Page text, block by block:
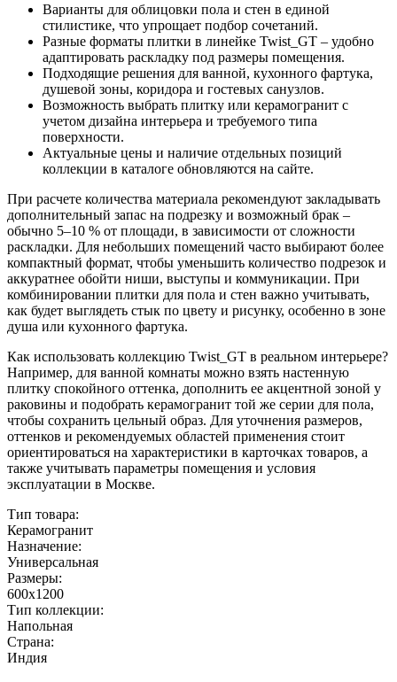
Варианты для облицовки пола и стен в единой
стилистике, что упрощает подбор сочетаний.
Разные форматы плитки в линейке Twist_GT – удобно
адаптировать раскладку под размеры помещения.
Подходящие решения для ванной, кухонного фартука,
душевой зоны, коридора и гостевых санузлов.
Возможность выбрать плитку или керамогранит с
учетом дизайна интерьера и требуемого типа
поверхности.
Актуальные цены и наличие отдельных позиций
коллекции в каталоге обновляются на сайте.
При расчете количества материала рекомендуют закладывать
дополнительный запас на подрезку и возможный брак –
обычно 5–10 % от площади, в зависимости от сложности
раскладки. Для небольших помещений часто выбирают более
компактный формат, чтобы уменьшить количество подрезок и
аккуратнее обойти ниши, выступы и коммуникации. При
комбинировании плитки для пола и стен важно учитывать,
как будет выглядеть стык по цвету и рисунку, особенно в зоне
душа или кухонного фартука.
Как использовать коллекцию Twist_GT в реальном интерьере?
Например, для ванной комнаты можно взять настенную
плитку спокойного оттенка, дополнить ее акцентной зоной у
раковины и подобрать керамогранит той же серии для пола,
чтобы сохранить цельный образ. Для уточнения размеров,
оттенков и рекомендуемых областей применения стоит
ориентироваться на характеристики в карточках товаров, а
также учитывать параметры помещения и условия
эксплуатации в Москве.
Тип товара:
Керамогранит
Назначение:
Универсальная
Размеры:
600x1200
Тип коллекции:
Напольная
Страна:
Индия